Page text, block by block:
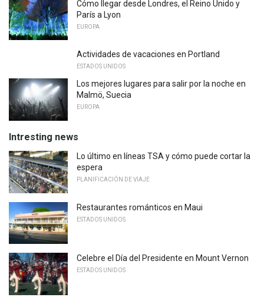
Cómo llegar desde Londres, el Reino Unido y
París a Lyon
EUROPA
Actividades de vacaciones en Portland
ESTADOS UNIDOS
Los mejores lugares para salir por la noche en
Malmö, Suecia
EUROPA
Intresting news
Lo último en líneas TSA y cómo puede cortar la
espera
PLANIFICACIÓN DE VIAJE
Restaurantes románticos en Maui
ESTADOS UNIDOS
Celebre el Día del Presidente en Mount Vernon
ESTADOS UNIDOS